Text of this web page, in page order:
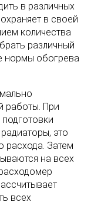
в различных
в своей
количества
различный
нормы обогрева
работы. При
это
расхода. Затем
на всех
всех